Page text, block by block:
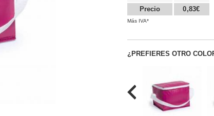
Precio
0,83€
Más IVA*
¿PREFIERES OTRO